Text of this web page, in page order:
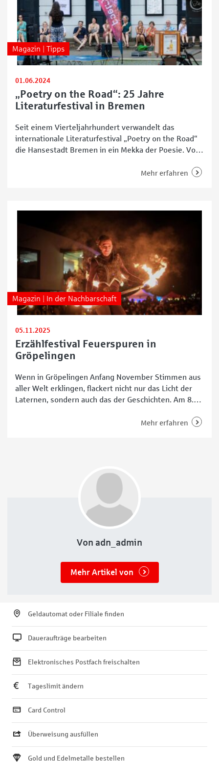
Magazin | Tipps
01.06.2024
„Poetry on the Road“: 25 Jahre
Literaturfestival in Bremen
Seit einem Vierteljahrhundert verwandelt das
internationale Literaturfestival „Poetry on the Road“
die Hansestadt Bremen in ein Mekka der Poesie. Vom
einmal Lyrikerinnen und Lyriker, Spoken Word Artists
Mehr erfahren
Magazin | In der Nachbarschaft
05.11.2025
Erzählfestival Feuerspuren in
Gröpelingen
Wenn in Gröpelingen Anfang November Stimmen aus
aller Welt erklingen, flackert nicht nur das Licht der
Laternen, sondern auch das der Geschichten. Am 8.
Feuerspuren den Bremer Westen wieder in einen Ort
Mehr erfahren
Von adn_admin
Mehr Artikel von
Geldautomat oder Filiale finden
Daueraufträge bearbeiten
Elektronisches Postfach freischalten
Tageslimit ändern
Card Control
Überweisung ausfüllen
Gold und Edelmetalle bestellen